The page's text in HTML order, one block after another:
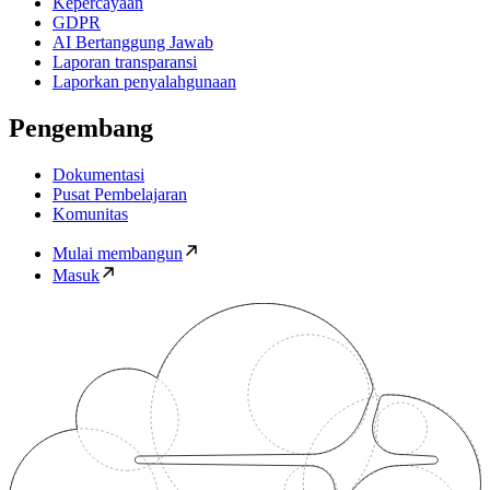
GDPR
AI Bertanggung Jawab
Laporan transparansi
Laporkan penyalahgunaan
Pengembang
Dokumentasi
Pusat Pembelajaran
Komunitas
Mulai membangun
Masuk